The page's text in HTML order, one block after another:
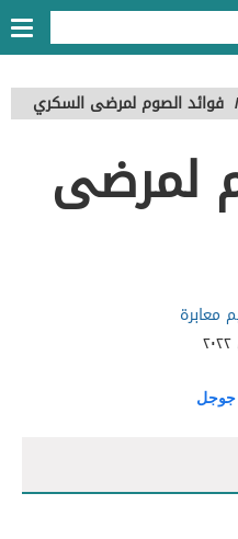
/ فوائد الصوم لمرضى السكري
لمرضى
معابرة